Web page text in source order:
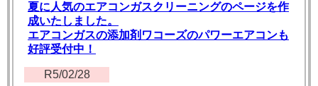
夏に人気のエアコンガスクリーニングのページを作
成いたしました。
エアコンガスの添加剤ワコーズのパワーエアコンも
好評受付中！
R5/02/28